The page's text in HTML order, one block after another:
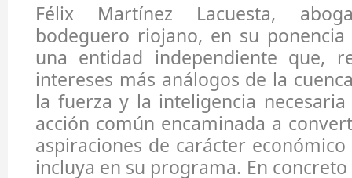
Félix Martínez Lacuesta,
bodeguero riojano, en su ponencia
una entidad independiente que,
intereses más análogos de la
la fuerza y la inteligencia
acción común encaminada a
aspiraciones de carácter
incluya en su programa. En